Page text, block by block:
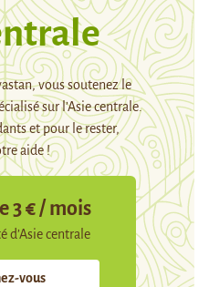
vous soutenez le
sur l’Asie centrale.
et pour le rester,
aide !
3 € / mois
d’Asie centrale
vous